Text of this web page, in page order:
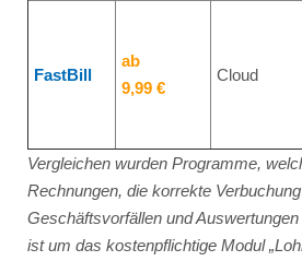
FastBill
ab
9,99 €
Cloud
Vergleichen wurden Programme,
Rechnungen, die korrekte
Geschäftsvorfällen und
ist um das kostenpflichtige Modul